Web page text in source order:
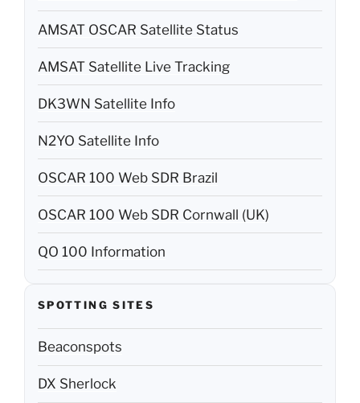
AMSAT OSCAR Satellite Status
AMSAT Satellite Live Tracking
DK3WN Satellite Info
N2YO Satellite Info
OSCAR 100 Web SDR Brazil
OSCAR 100 Web SDR Cornwall (UK)
QO 100 Information
Beaconspots
DX Sherlock